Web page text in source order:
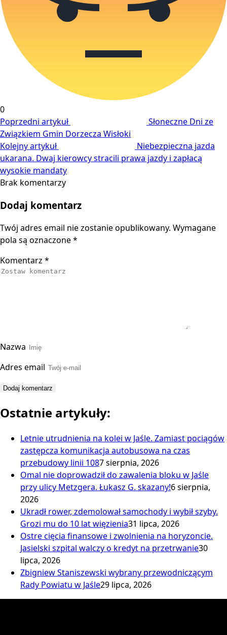
0
Poprzedni artykuł
Słoneczne Dni ze
Związkiem Gmin Dorzecza Wisłoki
Kolejny artykuł
Niebezpieczna jazda
ukarana. Dwaj kierowcy stracili prawa jazdy i zapłacą
wysokie mandaty
Brak komentarzy
Dodaj komentarz
Twój adres email nie zostanie opublikowany. Wymagane
pola są oznaczone*
Komentarz *
Nazwa
Adres email
Ostatnie artykuły:
Letnie utrudnienia na kolei w Jaśle. Zamiast pociągów
zastępcza komunikacja autobusowa na czas
przebudowy linii 1087 sierpnia, 2026
Omal nie doprowadził do zawalenia bloku w Jaśle
przy ulicy Metzgera. Łukasz G. skazany!6 sierpnia,
2026
Ukradł rower, zdemolował samochody i wybił szyby.
Grozi mu do 10 lat więzienia31 lipca, 2026
Ostre cięcia finansowe i zwolnienia na horyzoncie.
Jasielski szpital walczy o kredyt na przetrwanie30
lipca, 2026
Zbigniew Staniszewski wybrany przewodniczącym
Rady Powiatu w Jaśle29 lipca, 2026